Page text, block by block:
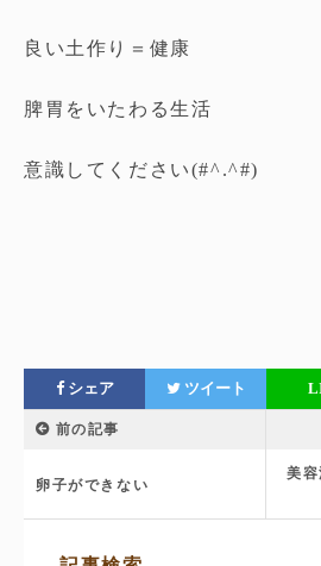
良い土作り＝健康
脾胃をいたわる生活
意識してください(#^.^#)
シェア ツイート
前の記事
卵子ができない
美